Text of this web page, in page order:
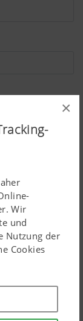
×
Wir
und
Nutzung der
Cookies
wenn Sie
Sie
mittels